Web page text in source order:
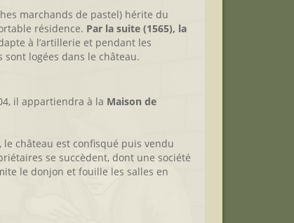
marchands de pastel) hérite du
résidence. Par la suite (1565), la
à l’artillerie et pendant les
sont logées dans le château.
il appartiendra à la Maison de
, le château est confisqué puis vendu
se succèdent, dont une société
le donjon et fouille les salles en